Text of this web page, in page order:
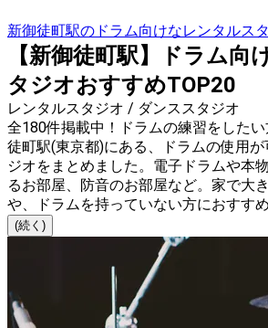
新御徒町駅のドラム向けなレンタルス
【新御徒町駅】ドラム向
タジオおすすめTOP20
レンタルスタジオ / ダンススタジオ
全180件掲載中！ドラムの練習をした
徒町駅(東京都)にある、ドラムの使用
ジオをまとめました。電子ドラムや本
るお部屋、防音のお部屋など。家で大
や、ドラムを持っていない方におすすめ
(続く)